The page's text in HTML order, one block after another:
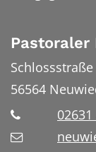
Pastoraler
Schlossstraße
56564